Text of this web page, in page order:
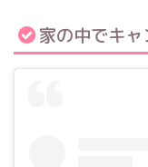
家の中でキ